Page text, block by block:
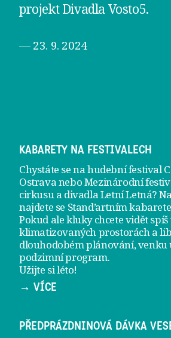
projekt Divadla Vosto5.
— 23. 9. 2024
KABARETY NA FESTIVALECH
Chystáte se na hudební festival
Ostrava nebo Mezinárodní
cirkusu a divadla Letní Letná?
najdete se Stand’artním
Pokud ale kluky chcete vidět spíš
klimatizovaných prostorách a
dlouhodobém plánování, venku
podzimní program.
Užijte si léto!
→ VÍCE
PŘEDPRÁZDNINOVÁ DÁVKA